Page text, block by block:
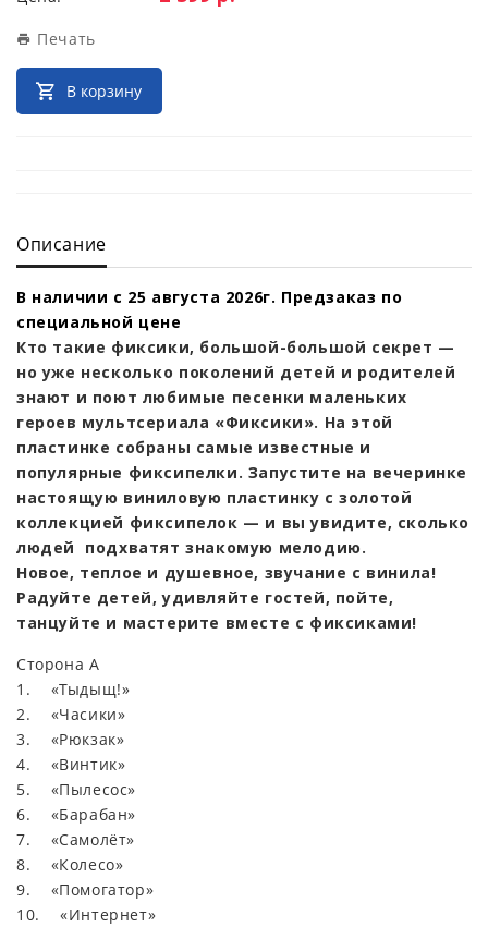
Печать
В корзину
Описание
В наличии с 25 августа 2026г. Предзаказ по
специальной цене
Кто такие фиксики, большой-большой секрет —
но уже несколько поколений детей и родителей
знают и поют любимые песенки маленьких
героев мультсериала «Фиксики». На этой
пластинке собраны самые известные и
популярные фиксипелки. Запустите на вечеринке
настоящую виниловую пластинку с золотой
коллекцией фиксипелок — и вы увидите, сколько
людей подхватят знакомую мелодию.
Новое, теплое и душевное, звучание с винила!
Радуйте детей, удивляйте гостей, пойте,
танцуйте и мастерите вместе с фиксиками!
Сторона А
1. «Тыдыщ!»
2. «Часики»
3. «Рюкзак»
4. «Винтик»
5. «Пылесос»
6. «Барабан»
7. «Самолёт»
8. «Колесо»
9. «Помогатор»
10. «Интернет»